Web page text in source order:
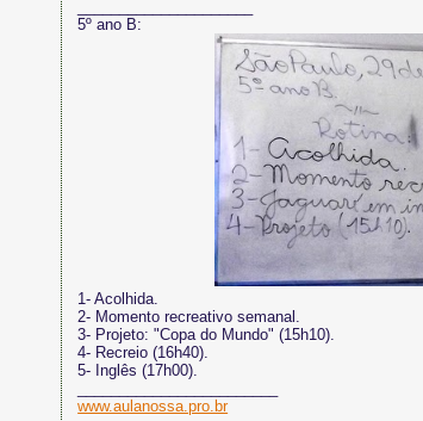
5º ano B:
1- Acolhida.
2- Momento recreativo semanal.
3- Projeto: "Copa do Mundo" (15h10).
4- Recreio (16h40).
5- Inglês (17h00).
www.aulanossa.pro.br